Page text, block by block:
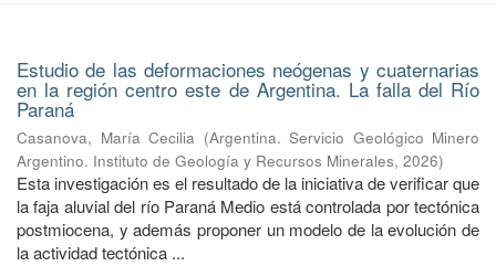
Estudio de las deformaciones neógenas y cuaternarias
en la región centro este de Argentina. La falla del Río
Paraná
Casanova, María Cecilia (Argentina. Servicio Geológico Minero
Argentino. Instituto de Geología y Recursos Minerales, 2026)
Esta investigación es el resultado de la iniciativa de verificar que
la faja aluvial del río Paraná Medio está controlada por tectónica
postmiocena, y además proponer un modelo de la evolución de
la actividad tectónica ...